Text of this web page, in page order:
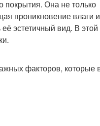
покрытия. Она не только
проникновение влаги и
эстетичный вид. В этой
факторов, которые